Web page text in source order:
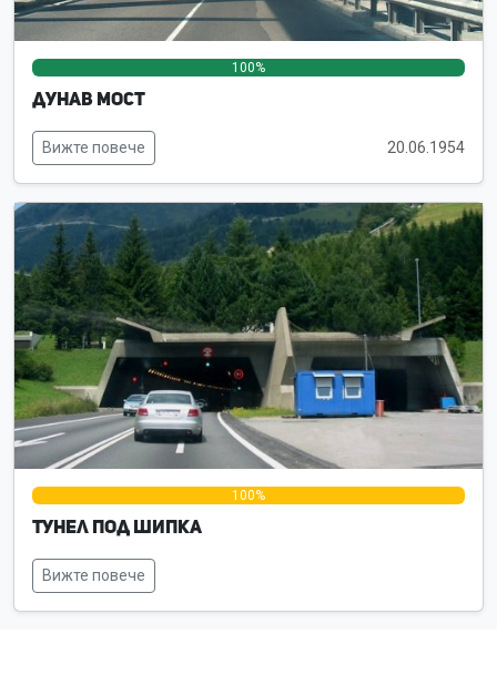
100%
Дунав мост
Вижте повече 20.06.1954
0% 100%
Тунел под Шипка
Вижте повече